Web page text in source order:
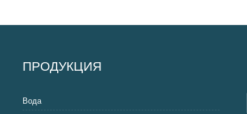
ПРОДУКЦИЯ
Вода